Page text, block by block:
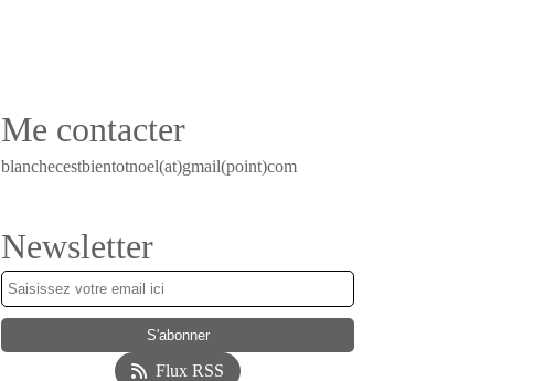
Me contacter
blanchecestbientotnoel(at)gmail(point)com
Newsletter
Flux RSS